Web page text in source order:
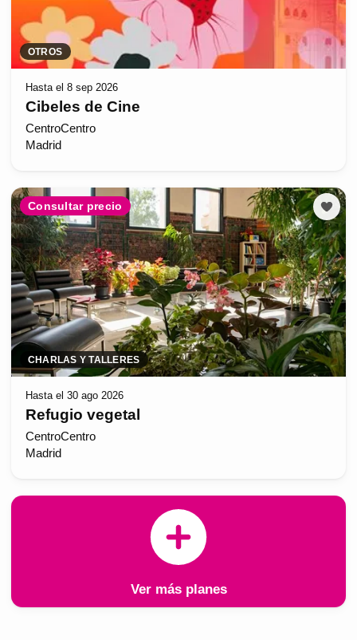
OTROS
Hasta el 8 sep 2026
Cibeles de Cine
CentroCentro
Madrid
Consultar precio
CHARLAS Y TALLERES
Hasta el 30 ago 2026
Refugio vegetal
CentroCentro
Madrid
Ver más planes